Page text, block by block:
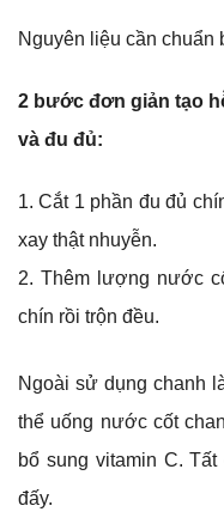
Nguyên liệu cần chuẩn
2 bước đơn giản tạo
và đu đủ:
Cắt 1 phần đu đủ
xay thật nhuyễn.
Thêm lượng nước
chín rồi trộn đều.
Ngoài sử dụng chanh
thể uống nước cốt
bổ sung vitamin C.
đấy.